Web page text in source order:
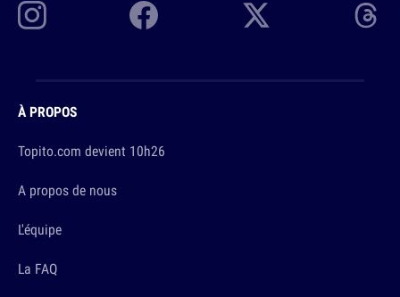
À PROPOS
Topito.com devient 10h26
A propos de nous
L'équipe
La FAQ